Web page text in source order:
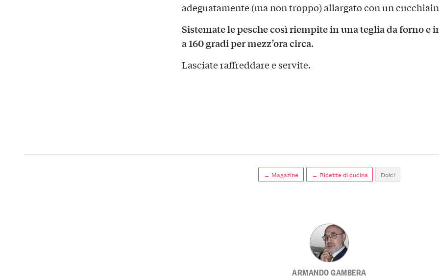
adeguatamente (ma non troppo) allargato con un
Sistemate le pesche così riempite in una teglia da forno e
a 160 gradi per mezz’ora circa.
Lasciate raffreddare e servite.
← Magazine ← Ricette di cucina Dolci
ARMANDO GAMBERA